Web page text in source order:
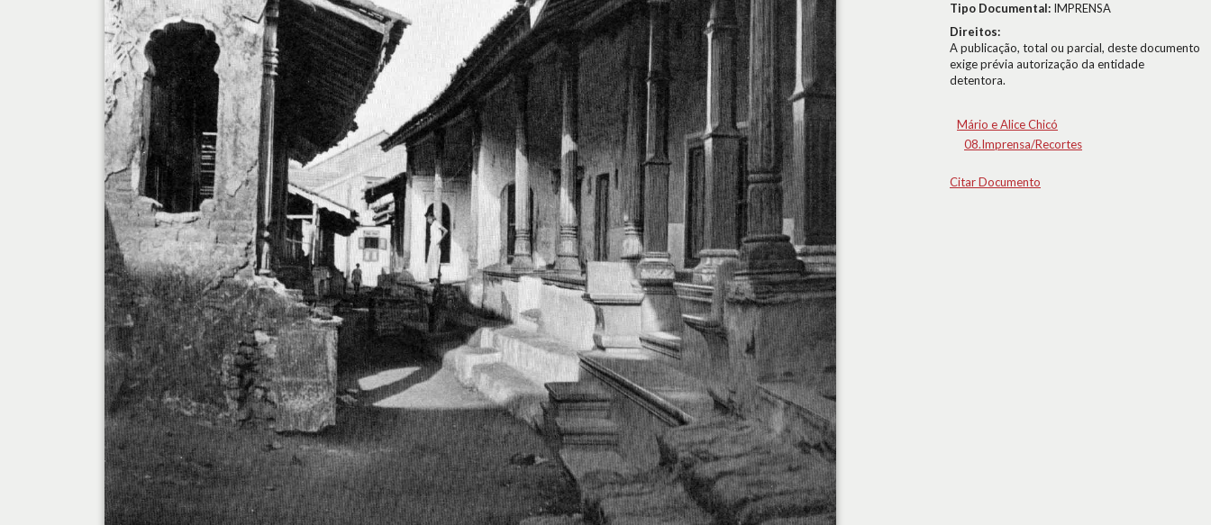
Tipo Documental: IMPRENSA
Direitos:
A publicação, total ou parcial, deste documento
exige prévia autorização da entidade
detentora.
Mário e Alice Chicó
08.Imprensa/Recortes
Citar Documento